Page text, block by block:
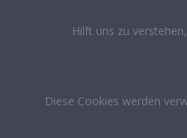
Hilft uns zu
Diese Cookies werden